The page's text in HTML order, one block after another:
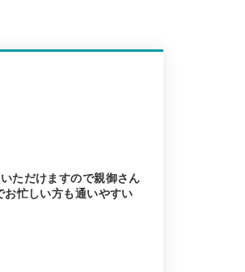
ただけますので親御さん
忙しい方も通いやすい